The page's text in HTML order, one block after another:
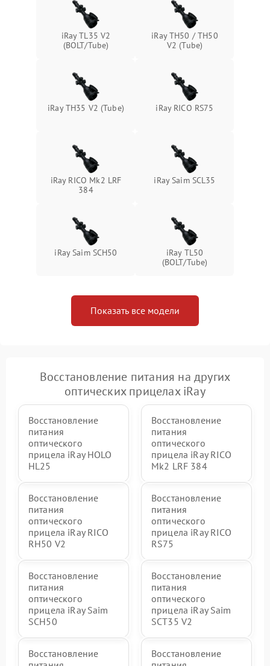
iRay TL35 V2
(BOLT/Tube)
iRay TH50 / TH50
V2 (Tube)
iRay TH35 V2 (Tube) iRay RICO RS75
iRay RICO Mk2 LRF
384
iRay Saim SCL35
iRay Saim SCH50
iRay TL50
(BOLT/Tube)
Показать все модели
Восстановление питания на других
оптических прицелах iRay
Восстановление
питания
оптического
прицела iRay HOLO
HL25
Восстановление
питания
оптического
прицела iRay RICO
Mk2 LRF 384
Восстановление
питания
оптического
прицела iRay RICO
RH50 V2
Восстановление
питания
оптического
прицела iRay RICO
RS75
Восстановление
питания
оптического
прицела iRay Saim
SCH50
Восстановление
питания
оптического
прицела iRay Saim
SCT35 V2
Восстановление
Восстановление